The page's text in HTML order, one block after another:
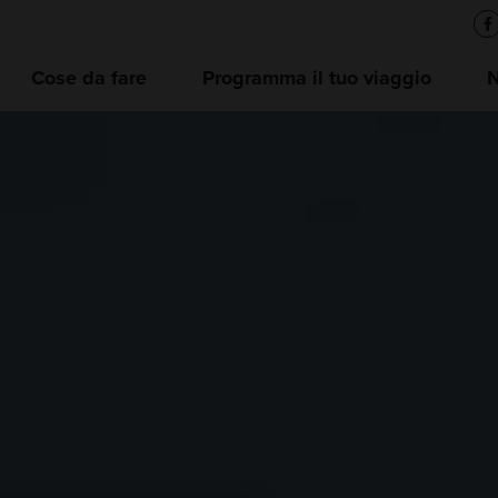
Cose da fare Programma il tuo viaggio